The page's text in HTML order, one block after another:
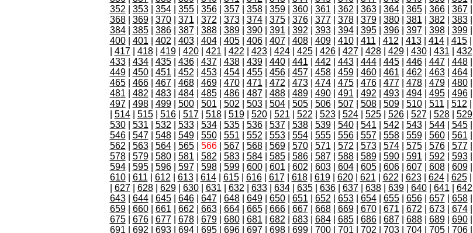
352
353| 354| 355| 356| 357| 358| 359| 360| 361 362 363| 364| 365| 366| 367|
368| 369| 370| 371 372 373| 374| 375| 376| 377| 378| 379| 380| 381 382 383|
384| 385| 386| 387| 388| 389| 390| 391 392 393| 394| 395| 396| 397| 398| 399|
400| 401 402 403| 404| 405| 406| 407| 408| 409| 410| 411 412 413| 414| 415|
417| 418| 419| 420| 421 422 423| 424| 425| 426| 427| 428| 429| 430| 431 432
433| 434| 435| 436| 437| 438| 439| 440| 441 442 443| 444| 445| 446| 447| 448|
449| 450| 451 452 453| 454| 455| 456| 457| 458| 459| 460| 461 462 463| 464|
465| 466| 467| 468| 469| 470| 471 472 473| 474| 475| 476| 477| 478| 479| 480|
481
482 483| 484| 485| 486| 487| 488| 489| 490| 491 492 493| 494| 495| 496|
497| 498| 499| 500| 501 502 503| 504| 505| 506| 507| 508| 509| 510| 511 512
514| 515| 516| 517| 518| 519| 520| 521 522 523| 524| 525| 526| 527| 528| 529|
530| 531 532 533| 534| 535| 536| 537| 538| 539| 540| 541 542 543| 544| 545|
546| 547| 548| 549| 550| 551 552 553| 554| 555| 556| 557| 558| 559| 560| 561
562
563| 564| 565| 566| 567| 568| 569| 570| 571 572 573| 574| 575| 576| 577|
578| 579| 580| 581 582 583| 584| 585| 586| 587| 588| 589| 590| 591 592 593|
594| 595| 596| 597| 598| 599| 600| 601 602 603| 604| 605| 606| 607| 608| 609|
610| 611 612 613| 614| 615| 616| 617| 618| 619| 620| 621 622 623| 624| 625|
627| 628| 629| 630| 631 632 633| 634| 635| 636| 637| 638| 639| 640| 641 642
643| 644| 645| 646| 647| 648| 649| 650| 651 652 653| 654| 655| 656| 657| 658|
659| 660| 661 662 663| 664| 665| 666| 667| 668| 669| 670| 671 672 673| 674|
675| 676| 677| 678| 679| 680| 681 682 683| 684| 685| 686| 687| 688| 689| 690|
691
692 693| 694| 695| 696| 697| 698| 699| 700| 701 702 703| 704| 705| 706|